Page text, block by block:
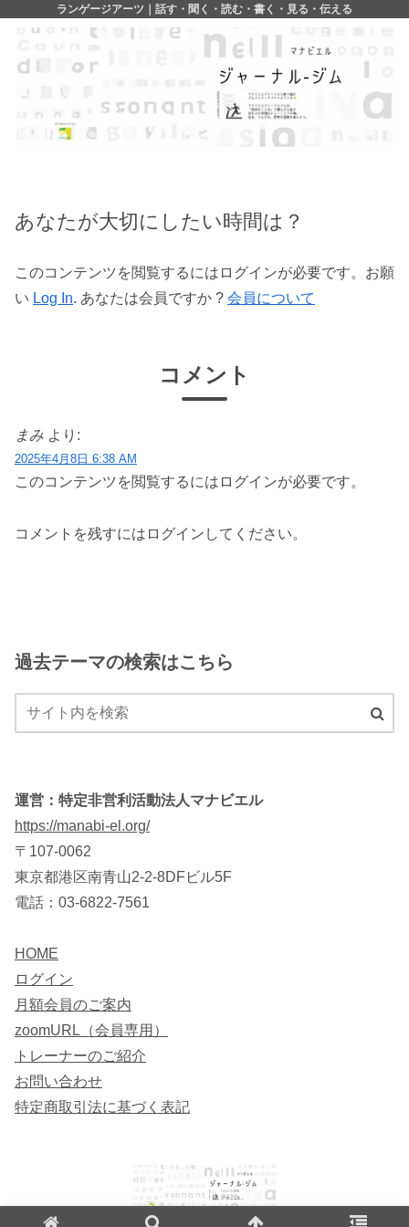
ランゲージアーツ｜話す・聞く・読む・書く・見る・伝える
あなたが大切にしたい時間は？
このコンテンツを閲覧するにはログインが必要です。お願
い Log In. あなたは会員ですか ? 会員について
コメント
まみ より:
2025年4月8日 6:38 AM
このコンテンツを閲覧するにはログインが必要です。
コメントを残すにはログインしてください。
過去テーマの検索はこちら
運営：特定非営利活動法人マナビエル
https://manabi-el.org/
〒107-0062
東京都港区南青山2-2-8DFビル5F
電話：03-6822-7561
HOME
ログイン
月額会員のご案内
zoomURL（会員専用）
トレーナーのご紹介
お問い合わせ
特定商取引法に基づく表記